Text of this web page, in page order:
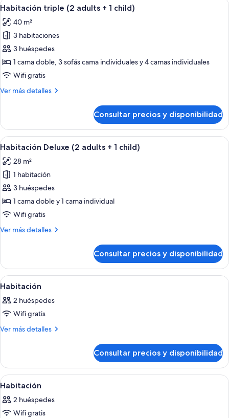
todas
las
fotos
de
Habitación
triple
adults
child)
6
Habitación triple (2 adults + 1 child)
40 m²
3 habitaciones
3 huéspedes
1 cama doble, 3 sofás cama individuales y 4 camas individuales
Wifi gratis
Ver más detalles
Más
triple
(2
adults
child)
Consultar precios y disponibilidad
Abrir
todas
las
fotos
de
Habitación
Deluxe
adults
child)
Una habitación de hotel moderna
8
Habitación Deluxe (2 adults + 1 child)
28 m²
1 habitación
3 huéspedes
1 cama doble y 1 cama individual
Wifi gratis
Ver más detalles
Más
Deluxe
(2
adults
child)
Consultar precios y disponibilidad
Abrir
todas
las
fotos
de
Habitación de hotel moderna con
10
Habitación
2 huéspedes
Wifi gratis
Ver más detalles
Más
Consultar precios y disponibilidad
Abrir
todas
las
fotos
Habitación de hotel moderna con
12
Habitación
2 huéspedes
Wifi gratis